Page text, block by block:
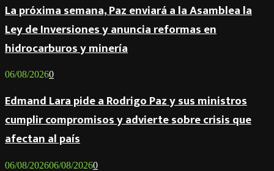
La próxima semana, Paz enviará a la Asamblea la
Ley de Inversiones y anuncia reformas en
hidrocarburos y minería
06/08/20260
Edmand Lara pide a Rodrigo Paz y sus ministros
cumplir compromisos y advierte sobre crisis que
afectan al país
06/08/202606/08/20260